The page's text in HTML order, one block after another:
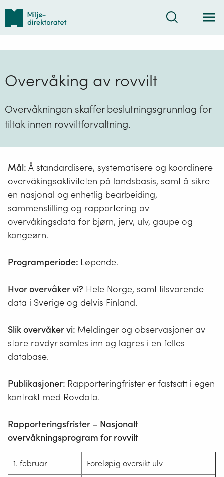
Tilbake
forsiden
Søk
Overvåking av rovvilt
Overvåkningen skaffer beslutningsgrunnlag for
tiltak innen rovviltforvaltning.
Mål: Å standardisere, systematisere og koordinere
overvåkingsaktiviteten på landsbasis, samt å sikre
en nasjonal og enhetlig bearbeiding,
sammenstilling og rapportering av
overvåkingsdata for bjørn, jerv, ulv, gaupe og
kongeørn.
Programperiode: Løpende.
Hvor overvåker vi? Hele Norge, samt tilsvarende
data i Sverige og delvis Finland.
Slik overvåker vi: Meldinger og observasjoner av
store rovdyr samles inn og lagres i en felles
database.
Publikasjoner: Rapporteringfrister er fastsatt i egen
kontrakt med Rovdata.
Rapporteringsfrister – Nasjonalt
overvåkningsprogram for rovvilt
1. februar Foreløpig oversikt ulv